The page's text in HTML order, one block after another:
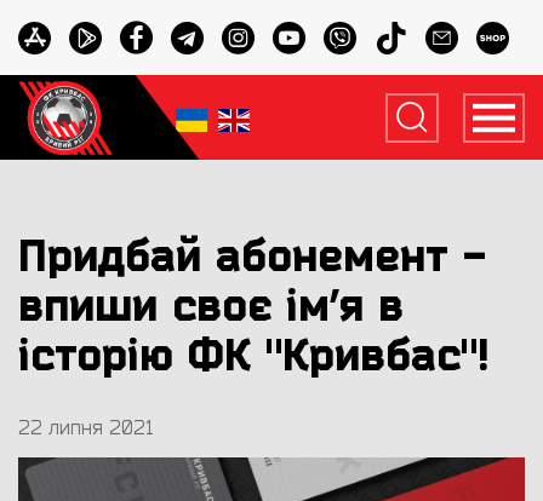
Придбай абонемент -
впиши своє ім’я в
історію ФК "Кривбас"!
22 липня 2021